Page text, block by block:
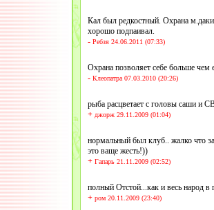
Кал был редкостный. Охрана
хорошо подпаивал.
- Ребзя 24.06.2011 (07:33)
Охрана позволяет себе больше чем
- Клеопатра 07.03.2010 (20:26)
рыба расцветает с головы саши и
+ джорж 29.11.2009 (01:04)
нормальный был клуб.. жалко что
это ваще жесть!))
+ Гапарь 21.11.2009 (02:52)
полный Отстой...как и весь народ в
+ ром 20.11.2009 (23:40)